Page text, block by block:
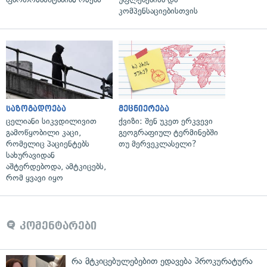
კომპენსაციებისთვის
საზოგადოება
ცელიანი სიკვდილივით
გამოწყობილი კაცი,
რომელიც პაციენტებს
სახურავიდან
აშტერდებოდა, ამტკიცებს,
რომ ყვავი იყო
მეცნიერება
ქვიზი: შენ უკეთ ერკვევი
გეოგრაფიულ ტერმინებში
თუ მერვეკლასელი?
კომენტარები
რა მტკიცებულებებით ედავება პროკურატურა